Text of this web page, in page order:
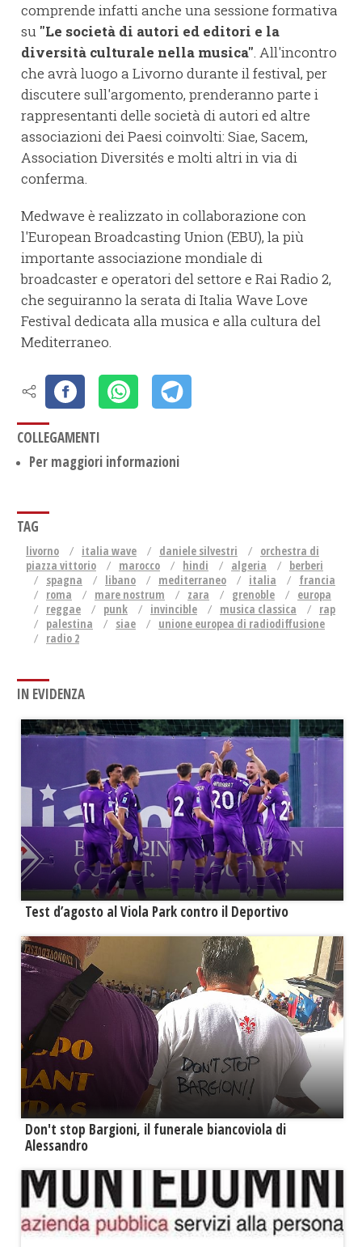
comprende infatti anche una sessione formativa
su "Le società di autori ed editori e la
diversità culturale nella musica". All'incontro
che avrà luogo a Livorno durante il festival, per
discutere sull'argomento, prenderanno parte i
rappresentanti delle società di autori ed altre
associazioni dei Paesi coinvolti: Siae, Sacem,
Association Diversités e molti altri in via di
conferma.
Medwave è realizzato in collaborazione con
l'European Broadcasting Union (EBU), la più
importante associazione mondiale di
broadcaster e operatori del settore e Rai Radio 2,
che seguiranno la serata di Italia Wave Love
Festival dedicata alla musica e alla cultura del
Mediterraneo.
COLLEGAMENTI
Per maggiori informazioni
TAG
livorno italia wave daniele silvestri
orchestra di
piazza vittorio
marocco hindi algeria
berberi
spagna
libano mediterraneo italia
francia
roma
mare nostrum zara grenoble
europa
reggae
punk invincible musica classica
rap
palestina
siae
unione europea di radiodiffusione
radio 2
IN EVIDENZA
Test d’agosto al Viola Park contro il Deportivo
Don't stop Bargioni, il funerale biancoviola di
Alessandro